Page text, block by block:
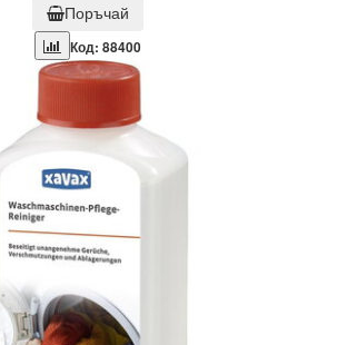
Поръчай
Код: 88400